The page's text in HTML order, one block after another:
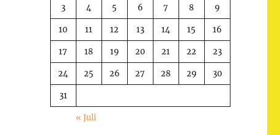
3 4 5 6 7 8 9
10 11 12 13 14 15 16
17 18 19 20 21 22 23
24 25 26 27 28 29 30
31
« Juli